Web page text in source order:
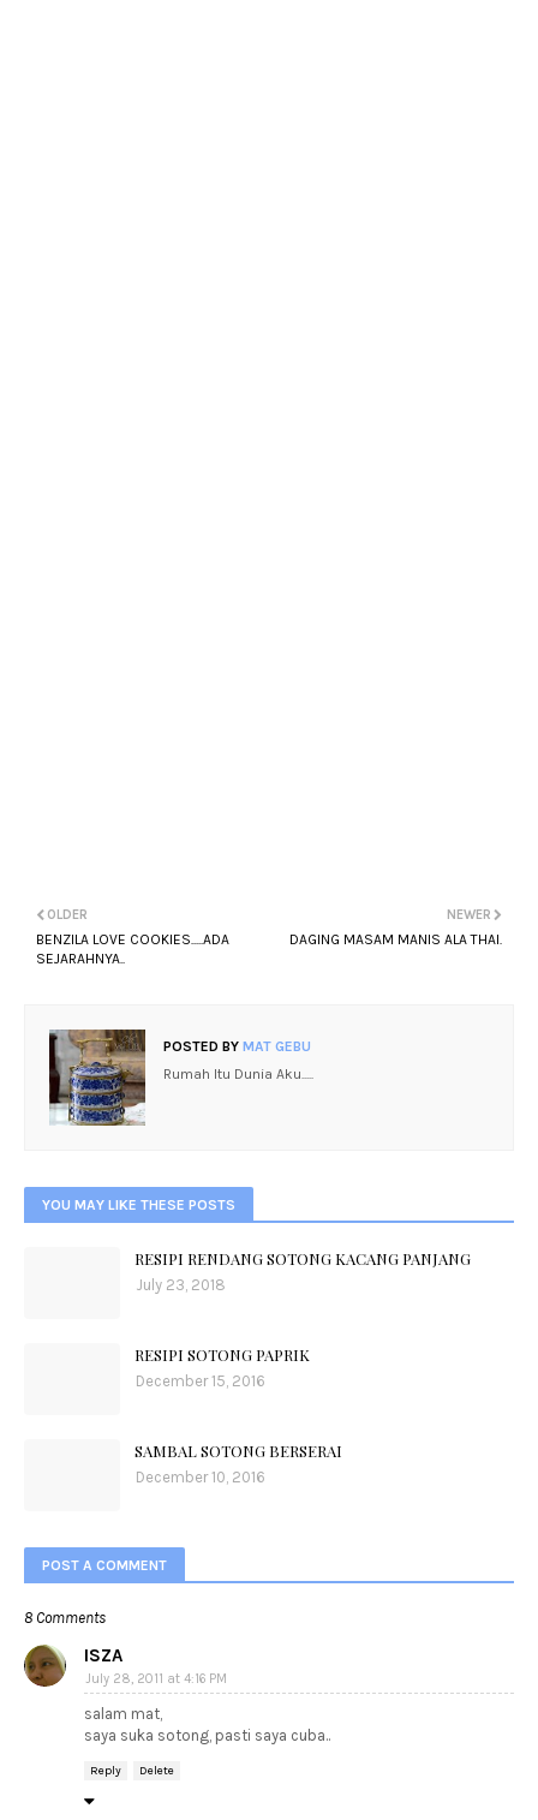
NEWER
DAGING MASAM MANIS ALA THAI.
OLDER
BENZILA LOVE COOKIES.....ADA
SEJARAHNYA..
POSTED BY MAT GEBU
Rumah Itu Dunia Aku.....
YOU MAY LIKE THESE POSTS
RESIPI RENDANG SOTONG KACANG PANJANG
July 23, 2018
RESIPI SOTONG PAPRIK
December 15, 2016
SAMBAL SOTONG BERSERAI
December 10, 2016
POST A COMMENT
8 Comments
ISZA
July 28, 2011 at 4:16 PM
salam mat,
saya suka sotong, pasti saya cuba..
Reply Delete